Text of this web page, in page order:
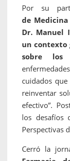
Por su
de
Dr. Manuel
un contexto
sobre los
cuidados
reinventar
efectivo”.
los desafíos
Perspectivas
Cerró la